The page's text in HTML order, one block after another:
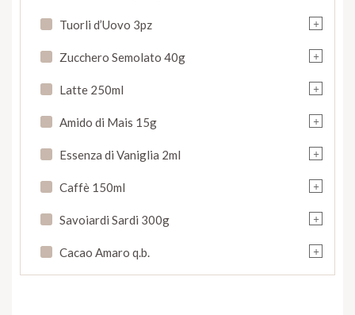
+
Tuorli d’Uovo 3pz
+
Zucchero Semolato 40g
+
Latte 250ml
+
Amido di Mais 15g
+
Essenza di Vaniglia 2ml
+
Caffè 150ml
+
Savoiardi Sardi 300g
+
Cacao Amaro q.b.